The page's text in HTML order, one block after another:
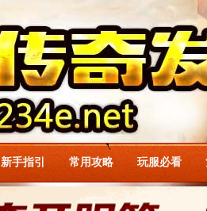
新手指引 常用攻略 玩服必看